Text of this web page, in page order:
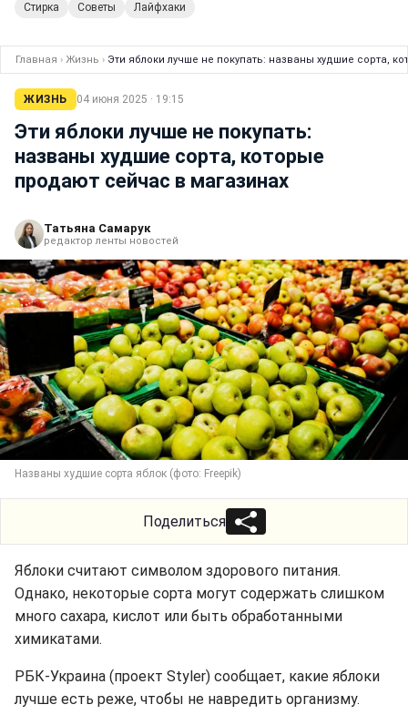
Стирка Советы Лайфхаки
Главная › Жизнь › Эти яблоки лучше не покупать: названы худшие сорта,
ЖИЗНЬ 04 июня 2025 · 19:15
Эти яблоки лучше не покупать:
названы худшие сорта, которые
продают сейчас в магазинах
Татьяна Самарук
редактор ленты новостей
Названы худшие сорта яблок (фото: Freepik)
Поделиться
Яблоки считают символом здорового питания.
Однако, некоторые сорта могут содержать слишком
много сахара, кислот или быть обработанными
химикатами.
РБК-Украина (проект Styler) сообщает, какие яблоки
лучше есть реже, чтобы не навредить организму.